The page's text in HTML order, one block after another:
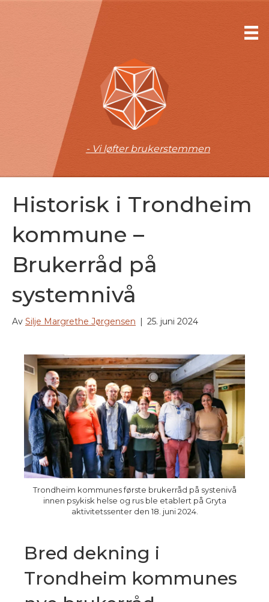
- Vi løfter brukerstemmen
Historisk i Trondheim
kommune –
Brukerråd på
systemnivå
Av Silje Margrethe Jørgensen | 25. juni 2024
Trondheim kommunes første brukerråd på systenivå
innen psykisk helse og rus ble etablert på Gryta
aktivitetssenter den 18. juni 2024.
Bred dekning i
Trondheim kommunes